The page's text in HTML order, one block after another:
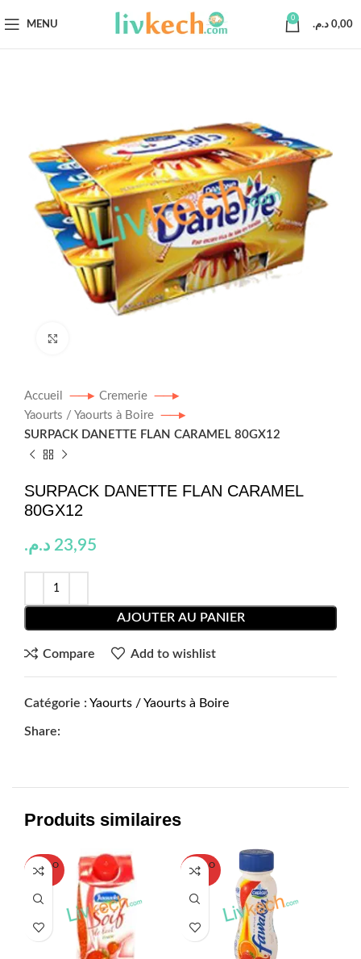
MENU
0
0,00 د.م.
Accueil
Cremerie
Yaourts / Yaourts à Boire
SURPACK DANETTE FLAN CARAMEL 80GX12
SURPACK DANETTE FLAN CARAMEL
80GX12
23,95 د.م.
AJOUTER AU PANIER
Compare Add to wishlist
Catégorie : Yaourts / Yaourts à Boire
Share:
Produits similaires
SOLD O
UT
SOLD O
UT